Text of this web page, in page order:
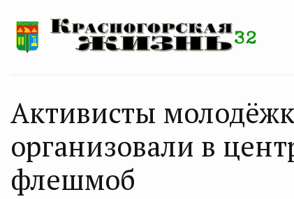
Активисты
организовали в
флешмоб